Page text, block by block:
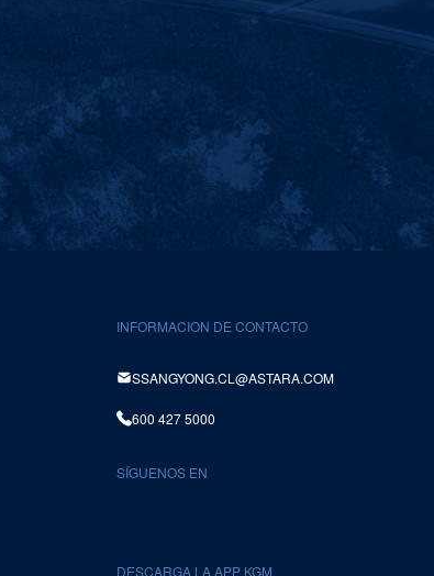
INFORMACION DE CONTACTO
SSANGYONG.CL@ASTARA.COM
600 427 5000
SÍGUENOS EN
DESCARGA LA APP KGM